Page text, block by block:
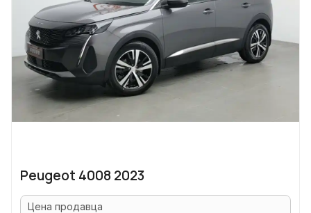
Peugeot 4008 2023
Цена продавца